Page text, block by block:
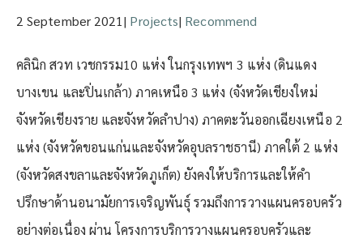
2 September 2021 | Projects| Recommend
คลินิก สวท เวชกรรม10 แห่ง ในกรุงเทพฯ 3 แห่ง (ดินแดง
บางเขน และปิ่นเกล้า) ภาคเหนือ 3 แห่ง (จังหวัดเชียงใหม่
จังหวัดเชียงราย และจังหวัดลำปาง) ภาคตะวันออกเฉียงเหนือ 2
แห่ง (จังหวัดขอนแก่นและจังหวัดอุบลราชธานี) ภาคใต้ 2 แห่ง
(จังหวัดสงขลาและจังหวัดภูเก็ต) ยังคงให้บริการและให้คำ
ปรึกษาด้านอนามัยการเจริญพันธุ์ รวมถึงการวางแผนครอบครัว
อย่างต่อเนื่อง ผ่าน โครงการบริการวางแผนครอบครัวและ